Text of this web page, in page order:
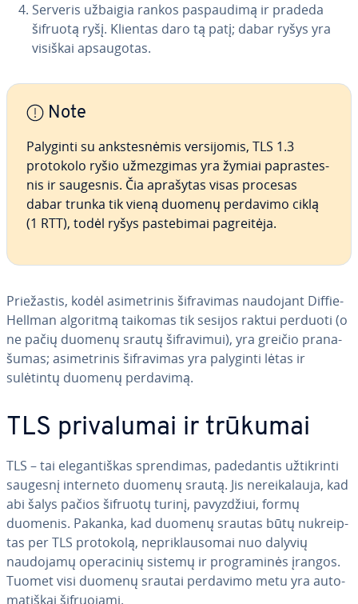
Serveris užbaigia rankos pa­spau­di­mą ir pradeda
šifruotą ryšį. Klientas daro tą patį; dabar ryšys yra
visiškai ap­sau­go­tas.
Note
Palyginti su anks­tes­nė­mis ver­si­jo­mis, TLS 1.3
protokolo ryšio už­mez­gi­mas yra žymiai pa­pras­tes­
nis ir saugesnis. Čia aprašytas visas procesas
dabar trunka tik vieną duomenų perdavimo ciklą
(1 RTT), todėl ryšys pa­ste­bi­mai pa­grei­tė­ja.
Prie­žas­tis, kodėl asi­met­ri­nis šif­ra­vi­mas naudojant Diffie-
Hellman algoritmą taikomas tik sesijos raktui perduoti (o
ne pačių duomenų srautų šif­ra­vi­mui), yra greičio pra­na­
šu­mas; asi­met­ri­nis šif­ra­vi­mas yra palyginti lėtas ir
sulėtintų duomenų perdavimą.
TLS pri­va­lu­mai ir trūkumai
TLS – tai ele­gan­tiš­kas spren­di­mas, pa­de­dan­tis už­tik­rin­ti
saugesnį interneto duomenų srautą. Jis ne­rei­ka­lau­ja, kad
abi šalys pačios šifruotų turinį, pa­vyz­džiui, formų
duomenis. Pakanka, kad duomenų srautas būtų nu­kreip­
tas per TLS protokolą, ne­pri­klau­so­mai nuo dalyvių
naudojamų ope­ra­ci­nių sistemų ir prog­ra­mi­nės įrangos.
Tuomet visi duomenų srautai perdavimo metu yra au­to­
ma­tiš­kai šif­ruo­ja­mi.